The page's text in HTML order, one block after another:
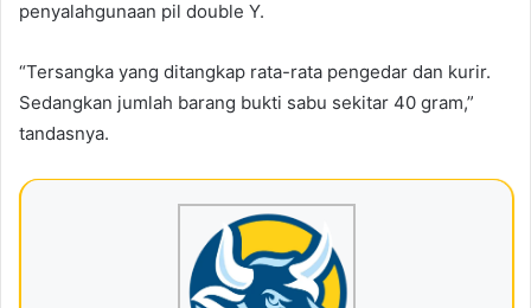
penyalahgunaan pil double Y.
“Tersangka yang ditangkap rata-rata pengedar dan kurir.
Sedangkan jumlah barang bukti sabu sekitar 40 gram,”
tandasnya.